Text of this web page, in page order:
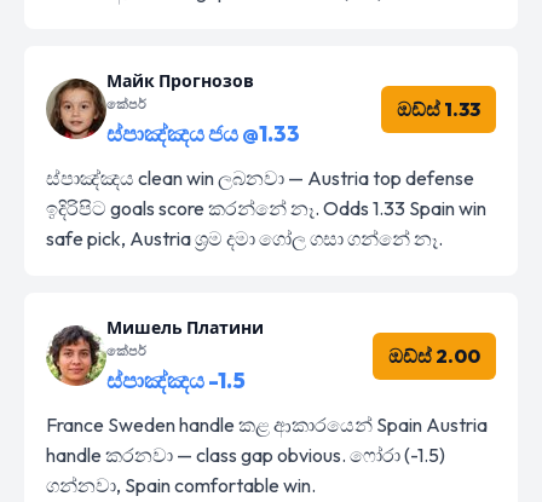
Майк Прогнозов
කේපර්
ස්පාඤ්ඤය ජය @1.33
ඔඩ්ස් 1.33
ස්පාඤ්ඤය clean win ලබනවා — Austria top defense
ඉදිරිපිට goals score කරන්නේ නෑ. Odds 1.33 Spain win
safe pick, Austria ශ්‍රම දමා ගෝල ගසා ගන්නේ නෑ.
Мишель Платини
කේපර්
ස්පාඤ්ඤය -1.5
ඔඩ්ස් 2.00
France Sweden handle කළ ආකාරයෙන් Spain Austria
handle කරනවා — class gap obvious. ෆෝරා (-1.5)
ගන්නවා, Spain comfortable win.